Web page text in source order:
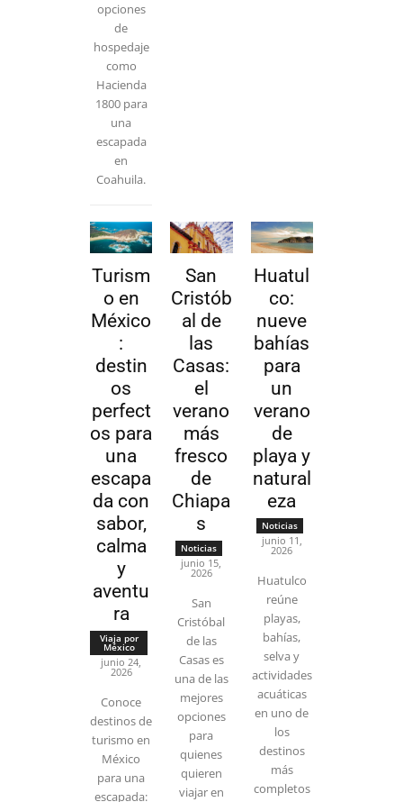
opciones
de
hospedaje
como
Hacienda
1800 para
una
escapada
en
Coahuila.
Turism
o en
México
:
destin
os
perfect
os para
una
escapa
da con
sabor,
calma
y
aventu
ra
Viaja por
México
junio 24,
2026
Conoce
destinos de
turismo en
México
para una
escapada:
San
Cristób
al de
las
Casas:
el
verano
más
fresco
de
Chiapa
s
Noticias
junio 15,
2026
San
Cristóbal
de las
Casas es
una de las
mejores
opciones
para
quienes
quieren
viajar en
Huatul
co:
nueve
bahías
para
un
verano
de
playa y
natural
eza
Noticias
junio 11,
2026
Huatulco
reúne
playas,
bahías,
selva y
actividades
acuáticas
en uno de
los
destinos
más
completos